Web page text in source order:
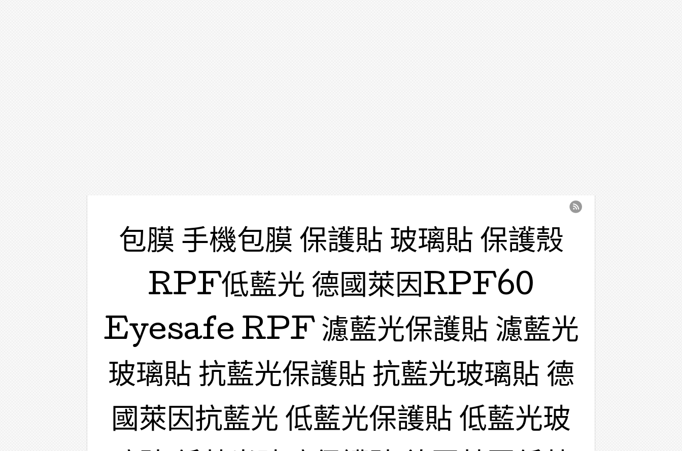
包膜 手機包膜 保護貼 玻璃貼 保護殼
RPF低藍光 德國萊因RPF60
Eyesafe RPF 濾藍光保護貼 濾藍光
玻璃貼 抗藍光保護貼 抗藍光玻璃貼 德
國萊因抗藍光 低藍光保護貼 低藍光玻